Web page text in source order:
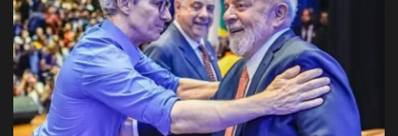
Justiça
Brasil
Educação